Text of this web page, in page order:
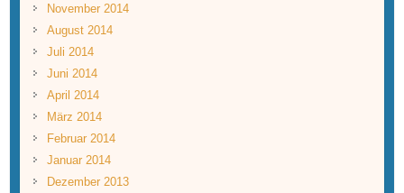
November 2014
August 2014
Juli 2014
Juni 2014
April 2014
März 2014
Februar 2014
Januar 2014
Dezember 2013